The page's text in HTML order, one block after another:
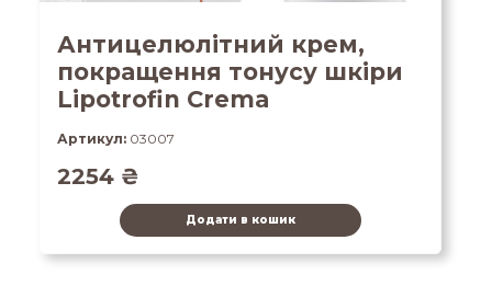
Антицелюлітний крем,
покращення тонусу шкіри
Lipotrofin Сrema
Артикул: 03007
2254 ₴
Додати в кошик